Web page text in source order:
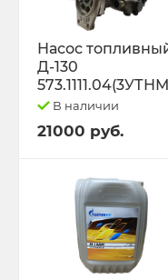
Насос
Д-130
В наличии
21000 руб.